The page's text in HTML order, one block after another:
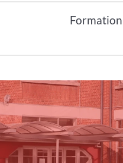
Formation